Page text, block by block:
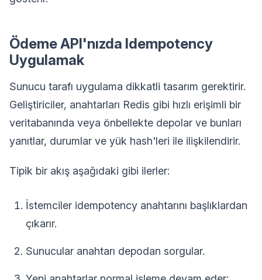
Ödeme API'nızda Idempotency
Uygulamak
Sunucu tarafı uygulama dikkatli tasarım gerektirir.
Geliştiriciler, anahtarları Redis gibi hızlı erişimli bir
veritabanında veya önbellekte depolar ve bunları
yanıtlar, durumlar ve yük hash'leri ile ilişkilendirir.
Tipik bir akış aşağıdaki gibi ilerler:
İstemciler idempotency anahtarını başlıklardan
çıkarır.
Sunucular anahtarı depodan sorgular.